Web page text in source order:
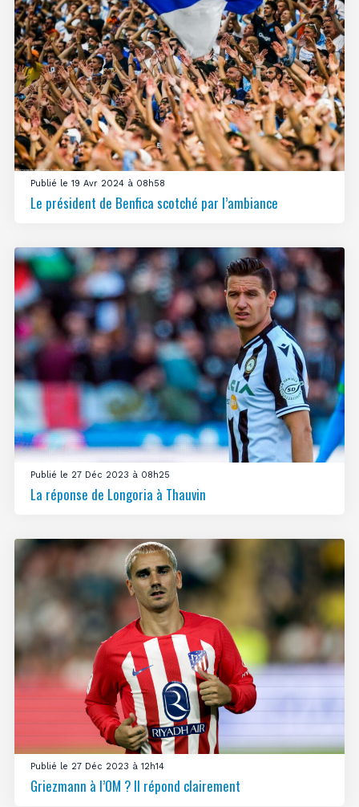
Publié le 19 Avr 2024 à 08h58
Le président de Benfica scotché par l’ambiance
Publié le 27 Déc 2023 à 08h25
La réponse de Longoria à Thauvin
Publié le 27 Déc 2023 à 12h14
Griezmann à l’OM ? Il répond clairement